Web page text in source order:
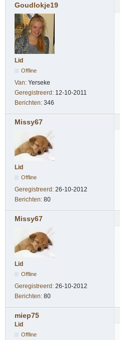
Goudlokje19
Lid
Offline
Van: Yerseke
Geregistreerd: 12-10-2011
Berichten: 346
Missy67
Lid
Offline
Geregistreerd: 26-10-2012
Berichten: 80
Missy67
Lid
Offline
Geregistreerd: 26-10-2012
Berichten: 80
miep75
Lid
Offline